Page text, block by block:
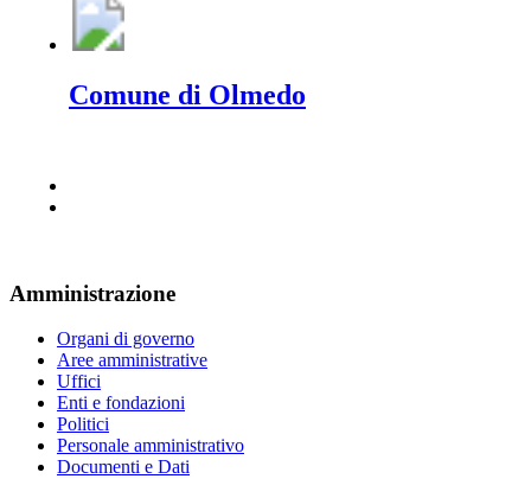
Comune di Olmedo
Amministrazione
Organi di governo
Aree amministrative
Uffici
Enti e fondazioni
Politici
Personale amministrativo
Documenti e Dati